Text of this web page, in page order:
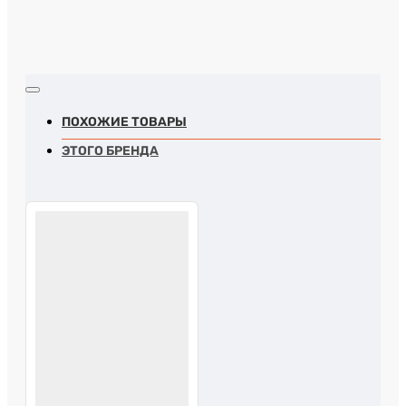
ПОХОЖИЕ ТОВАРЫ
ЭТОГО БРЕНДА